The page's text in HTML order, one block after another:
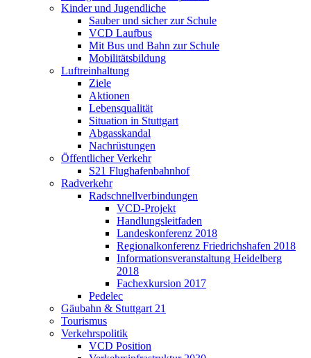
Kinder und Jugendliche
Sauber und sicher zur Schule
VCD Laufbus
Mit Bus und Bahn zur Schule
Mobilitätsbildung
Luftreinhaltung
Ziele
Aktionen
Lebensqualität
Situation in Stuttgart
Abgasskandal
Nachrüstungen
Öffentlicher Verkehr
S21 Flughafenbahnhof
Radverkehr
Radschnellverbindungen
VCD-Projekt
Handlungsleitfaden
Landeskonferenz 2018
Regionalkonferenz Friedrichshafen 2018
Informationsveranstaltung Heidelberg
2018
Fachexkursion 2017
Pedelec
Gäubahn & Stuttgart 21
Tourismus
Verkehrspolitik
VCD Position